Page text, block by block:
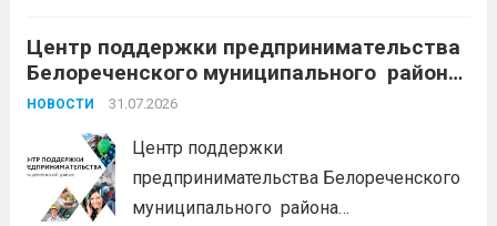
5 млн. рублей Срок от 7 мес. до 36 мес. Процентная
ставка 0,1- 8,15 % годовых Возможно установление
льготного периода...
Центр поддержки предпринимательства
Белореченского муниципального района
Краснодарского края приглашает на
НОВОСТИ 31.07.2026
Центр поддержки
предпринимательства Белореченского
муниципального района